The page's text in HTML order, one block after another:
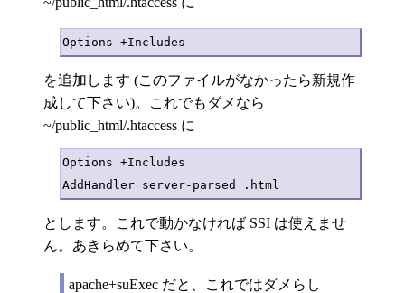
を追加します (このファイルがなかったら新規作
成して下さい)。これでもダメなら
~/public_html/.htaccess に
Options +Includes
とします。これで動かなければ SSI は使えませ
ん。あきらめて下さい。
apache+suExec だと、これではダメらし